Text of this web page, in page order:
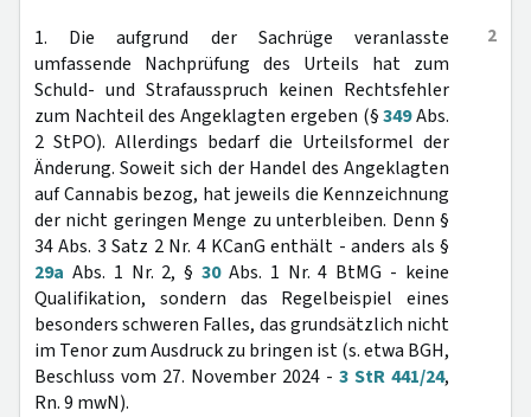
2
1. Die aufgrund der Sachrüge veranlasste
umfassende Nachprüfung des Urteils hat zum
Schuld- und Strafausspruch keinen Rechtsfehler
zum Nachteil des Angeklagten ergeben (§349Abs.
2 StPO). Allerdings bedarf die Urteilsformel der
Änderung. Soweit sich der Handel des Angeklagten
auf Cannabis bezog, hat jeweils die Kennzeichnung
der nicht geringen Menge zu unterbleiben. Denn §
34 Abs. 3 Satz 2 Nr. 4 KCanG enthält - anders als §
29a Abs. 1 Nr. 2, §30Abs. 1 Nr. 4 BtMG - keine
Qualifikation, sondern das Regelbeispiel eines
besonders schweren Falles, das grundsätzlich nicht
im Tenor zum Ausdruck zu bringen ist (s. etwa BGH,
Beschluss vom 27. November 2024 - 3 StR 441/24,
Rn. 9 mwN).